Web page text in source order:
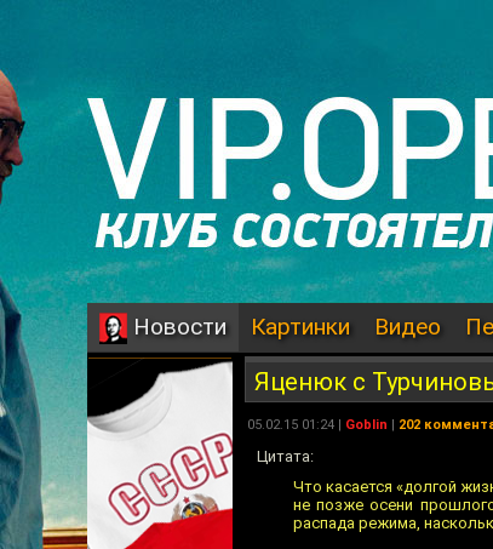
Новости Картинки Видео
Яценюк с
05.02.15 01:24 | Goblin | 202
Цитата:
Что касается «долгой
не позже осени
распада режима,